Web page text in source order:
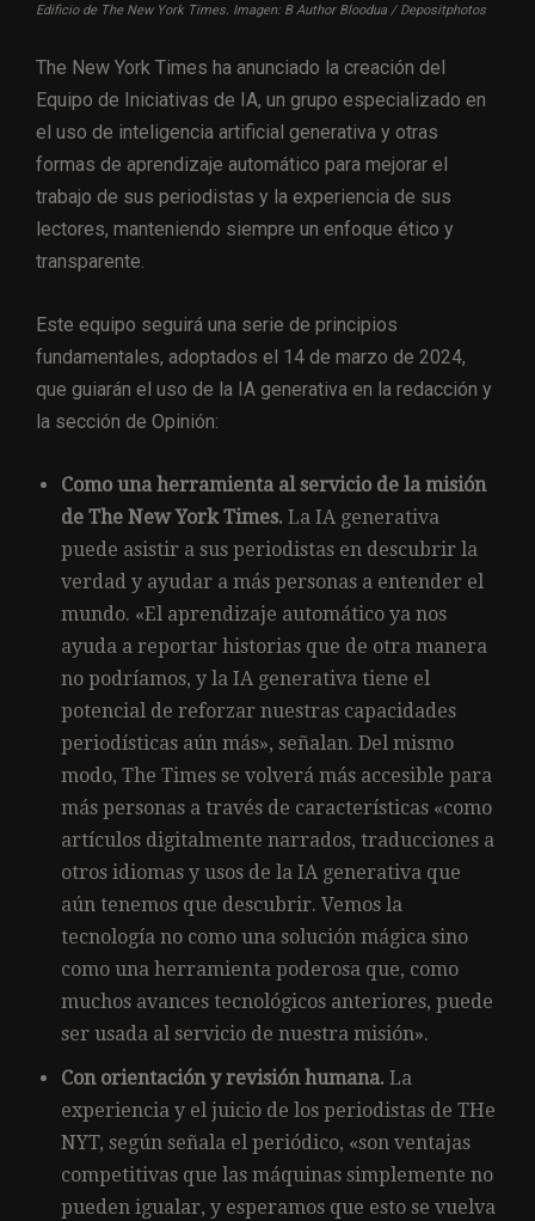
Edificio de The New York Times. Imagen: B Author Bloodua / Depositphotos
The New York Times ha anunciado la creación del
Equipo de Iniciativas de IA, un grupo especializado en
el uso de inteligencia artificial generativa y otras
formas de aprendizaje automático para mejorar el
trabajo de sus periodistas y la experiencia de sus
lectores, manteniendo siempre un enfoque ético y
transparente.
Este equipo seguirá una serie de principios
fundamentales, adoptados el 14 de marzo de 2024,
que guiarán el uso de la IA generativa en la redacción y
la sección de Opinión:
Como una herramienta al servicio de la misión
de The New York Times. La IA generativa
puede asistir a sus periodistas en descubrir la
verdad y ayudar a más personas a entender el
mundo. «El aprendizaje automático ya nos
ayuda a reportar historias que de otra manera
no podríamos, y la IA generativa tiene el
potencial de reforzar nuestras capacidades
periodísticas aún más», señalan. Del mismo
modo, The Times se volverá más accesible para
más personas a través de características «como
artículos digitalmente narrados, traducciones a
otros idiomas y usos de la IA generativa que
aún tenemos que descubrir. Vemos la
tecnología no como una solución mágica sino
como una herramienta poderosa que, como
muchos avances tecnológicos anteriores, puede
ser usada al servicio de nuestra misión».
Con orientación y revisión humana. La
experiencia y el juicio de los periodistas de THe
NYT, según señala el periódico, «son ventajas
competitivas que las máquinas simplemente no
pueden igualar, y esperamos que esto se vuelva